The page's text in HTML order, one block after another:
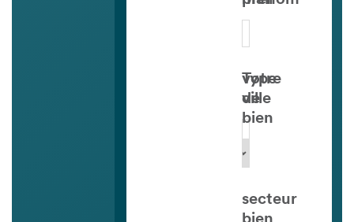
votre
ville
Type
de
bien
secteur